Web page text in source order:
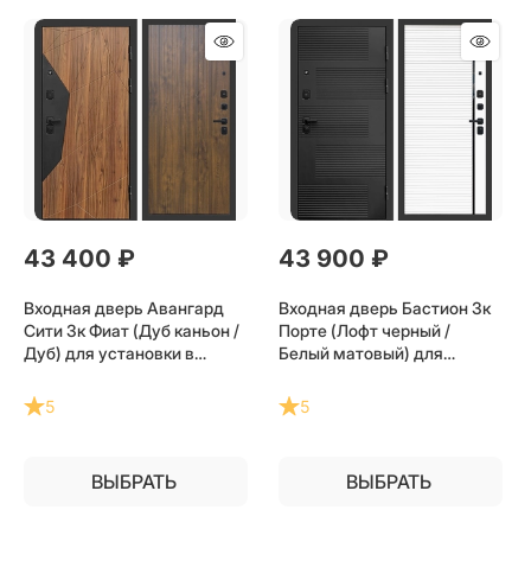
43 400 ₽
Входная дверь Авангард
Сити 3к Фиат (Дуб каньон /
Дуб) для установки в
5
ВЫБРАТЬ
43 900 ₽
Входная дверь Бастион 3к
Порте (Лофт черный /
Белый матовый) для
5
ВЫБРАТЬ